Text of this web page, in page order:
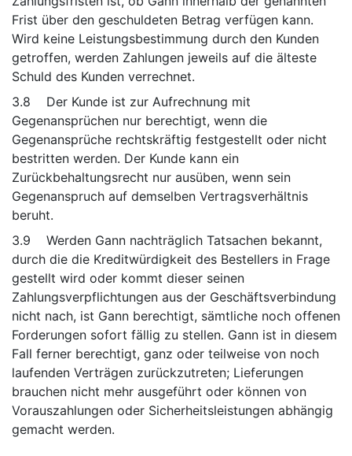
Frist über den geschuldeten Betrag verfügen kann.
Wird keine Leistungsbestimmung durch den Kunden
getroffen, werden Zahlungen jeweils auf die älteste
Schuld des Kunden verrechnet.
3.8 Der Kunde ist zur Aufrechnung mit
Gegenansprüchen nur berechtigt, wenn die
Gegenansprüche rechtskräftig festgestellt oder nicht
bestritten werden. Der Kunde kann ein
Zurückbehaltungsrecht nur ausüben, wenn sein
Gegenanspruch auf demselben Vertragsverhältnis
beruht.
3.9 Werden Gann nachträglich Tatsachen bekannt,
durch die die Kreditwürdigkeit des Bestellers in Frage
gestellt wird oder kommt dieser seinen
Zahlungsverpflichtungen aus der Geschäftsverbindung
nicht nach, ist Gann berechtigt, sämtliche noch offenen
Forderungen sofort fällig zu stellen. Gann ist in diesem
Fall ferner berechtigt, ganz oder teilweise von noch
laufenden Verträgen zurückzutreten; Lieferungen
brauchen nicht mehr ausgeführt oder können von
Vorauszahlungen oder Sicherheitsleistungen abhängig
gemacht werden.